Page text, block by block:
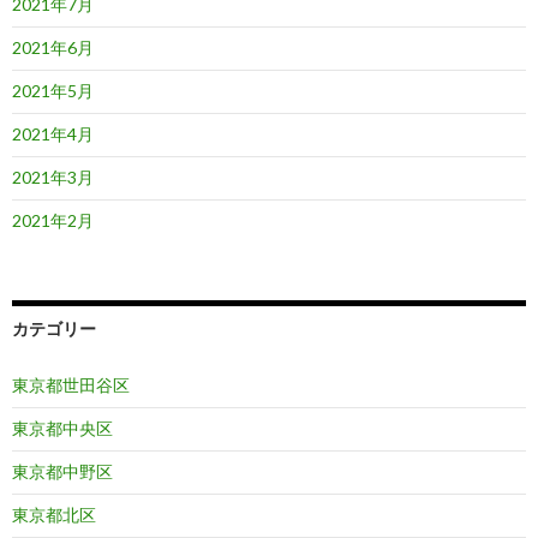
2021年7月
2021年6月
2021年5月
2021年4月
2021年3月
2021年2月
カテゴリー
東京都世田谷区
東京都中央区
東京都中野区
東京都北区